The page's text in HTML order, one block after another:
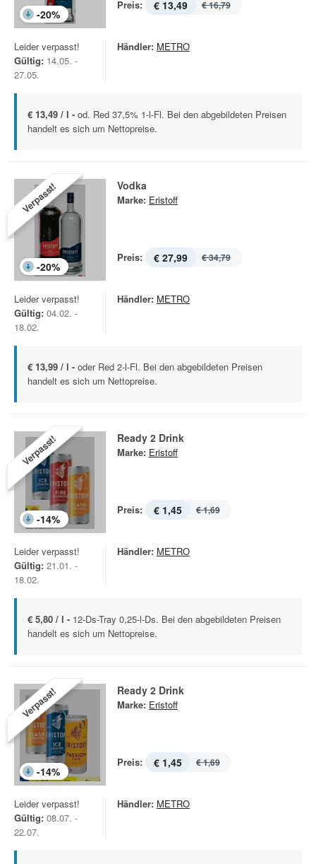
-20%
Preis: € 13,49 € 16,79
Leider verpasst!
Gültig: 14.05. -
27.05.
Händler: METRO
€ 13,49 / l - od. Red 37,5% 1-l-Fl. Bei den abgebildeten Preisen
handelt es sich um Nettopreise.
Verpasst!
-20%
Vodka
Marke: Eristoff
Preis: € 27,99 € 34,79
Leider verpasst!
Gültig: 04.02. -
18.02.
Händler: METRO
€ 13,99 / l - oder Red 2-l-Fl. Bei den abgebildeten Preisen
handelt es sich um Nettopreise.
Verpasst!
-14%
Ready 2 Drink
Marke: Eristoff
Preis: € 1,45 € 1,69
Leider verpasst!
Gültig: 21.01. -
18.02.
Händler: METRO
€ 5,80 / l - 12-Ds-Tray 0,25-l-Ds. Bei den abgebildeten Preisen
handelt es sich um Nettopreise.
Verpasst!
-14%
Ready 2 Drink
Marke: Eristoff
Preis: € 1,45 € 1,69
Leider verpasst!
Gültig: 08.07. -
22.07.
Händler: METRO